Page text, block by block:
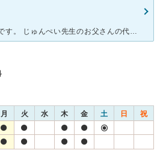
20年通っている歯科医院です。 じゅんぺい先生のお父さんの代から検診や治療で通院しています。 今はお父さん先生とじゅんぺい先生で診療しています。じゅんぺい先生は口腔外科が専門なので、癌の検診もして
月 火 水 木 金 土 日 祝